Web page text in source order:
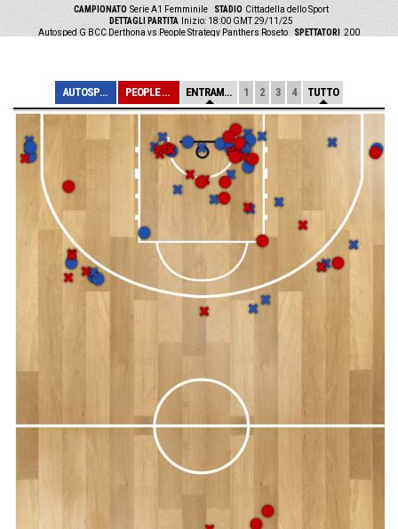
CAMPIONATO Serie A1 Femminile STADIO Cittadella dello Sport
DETTAGLI PARTITA
Inizio: 18:00 GMT 29/11/25
Autosped G BCC Derthona vs People Strategy Panthers Roseto
SPETTATORI 200
AUTOSPED G BCC ... PEOPLE STRATEGY... ENTRAMBE 1 2 3 4 TUTTO